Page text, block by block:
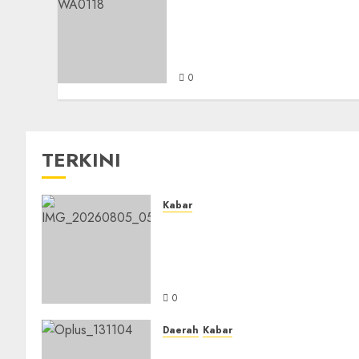
0
TERKINI
Kabar
0
Daerah Kabar